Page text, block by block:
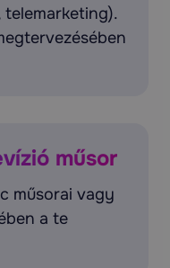
telemarketing).
műsor
műsorai vagy
a te